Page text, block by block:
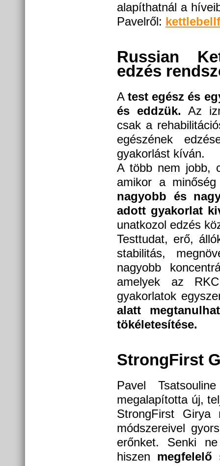
alapíthatnál a
Pavelről:
Russian
edzés
Atest egész és
és eddzük. Az
csak a
egészének
gyakorlást kíván.
A több nem jobb,
amikor a
nagyobb és
adott gyakorlat
unatkozol edzés
Testtudat, erő,
stabilitás,
nagyobb
amelyek az
gyakorlatok
alatt
StrongFirst
Pavel
megalapította új,
StrongFirst
módszereivel
erőnket. Senki
hiszen megfelelő